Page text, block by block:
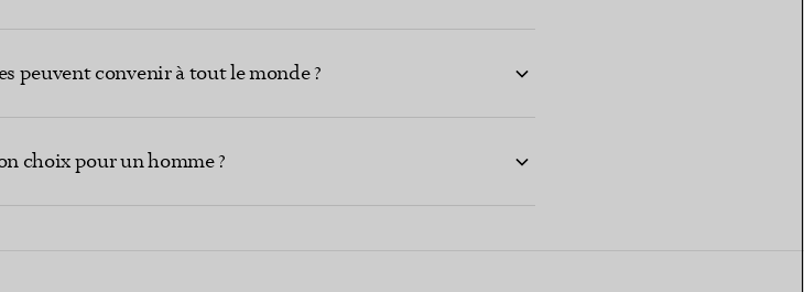
peuvent convenir à tout le monde ?
choix pour un homme ?